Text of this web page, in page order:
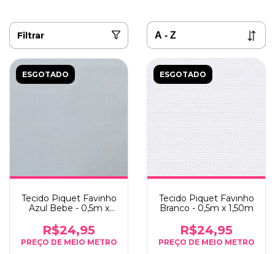
Filtrar
ESGOTADO
Tecido Piquet Favinho
Azul Bebe - 0,5m x
R$24,95
ESGOTADO
Tecido Piquet Favinho
Branco - 0,5m x 1,50m
R$24,95